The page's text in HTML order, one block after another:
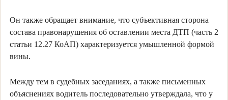
Он также обращает внимание, что субъективная сторона
состава правонарушения об оставлении места ДТП (часть 2
статьи 12.27 КоАП) характеризуется умышленной формой
вины.
Между тем в судебных заседаниях, а также письменных
объяснениях водитель последовательно утверждала, что у